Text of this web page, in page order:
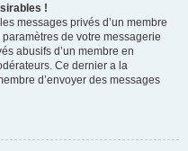
!
messages privés d’un membre
de votre messagerie
abusifs d’un membre en
Ce dernier a la
d’envoyer des messages